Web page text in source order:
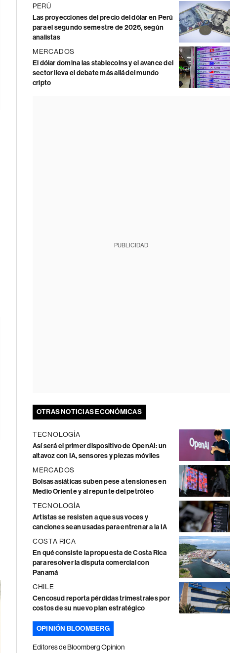
PERÚ
Las proyecciones del precio del dólar en Perú
para el segundo semestre de 2026, según
analistas
MERCADOS
El dólar domina las stablecoins y el avance del
sector lleva el debate más allá del mundo
cripto
PUBLICIDAD
OTRAS NOTICIAS ECONÓMICAS
TECNOLOGÍA
Así será el primer dispositivo de OpenAI: un
altavoz con IA, sensores y piezas móviles
MERCADOS
Bolsas asiáticas suben pese a tensiones en
Medio Oriente y al repunte del petróleo
TECNOLOGÍA
Artistas se resisten a que sus voces y
canciones sean usadas para entrenar a la IA
COSTA RICA
En qué consiste la propuesta de Costa Rica
para resolver la disputa comercial con
Panamá
CHILE
Cencosud reporta pérdidas trimestrales por
costos de su nuevo plan estratégico
OPINIÓN BLOOMBERG
Editores de Bloomberg Opinion